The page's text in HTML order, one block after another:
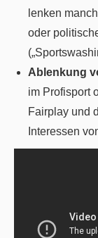
lenken
oder
Ablenkung
im Profisport
Fairplay und
Interessen